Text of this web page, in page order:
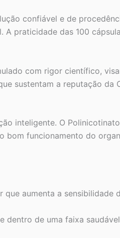
confiável e de
praticidade das 100
com rigor científico,
sustentam a reputação da
inteligente. O
bom funcionamento do
aumenta a sensibilidade
dentro de uma faixa